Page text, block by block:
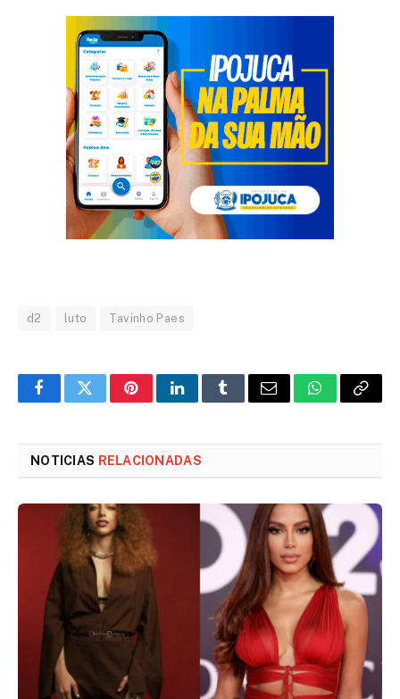
d2 luto Tavinho Paes
FacebookTwitterPinterestLinkedInTumblrEmail WhatsApp
Copy
NOTICIAS RELACIONADAS